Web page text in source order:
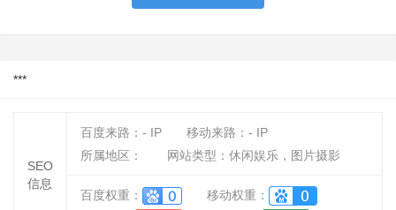
***
SEO
信息
百度来路： - IP 移动来路： - IP
所属地区：
网站类型：休闲娱乐，图片摄影
百度权重：
移动权重：